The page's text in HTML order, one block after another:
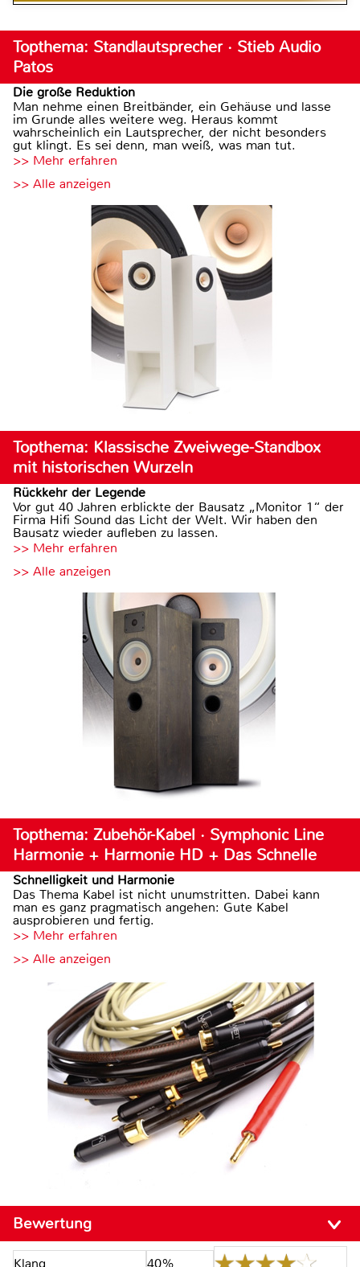
Topthema: Standlautsprecher · Stieb Audio
Patos
Die große Reduktion
Man nehme einen Breitbänder, ein Gehäuse und lasse
im Grunde alles weitere weg. Heraus kommt
wahrscheinlich ein Lautsprecher, der nicht besonders
gut klingt. Es sei denn, man weiß, was man tut.
>> Mehr erfahren
>> Alle anzeigen
Topthema: Klassische Zweiwege-Standbox
mit historischen Wurzeln
Rückkehr der Legende
Vor gut 40 Jahren erblickte der Bausatz „Monitor 1“ der
Firma Hifi Sound das Licht der Welt. Wir haben den
Bausatz wieder aufleben zu lassen.
>> Mehr erfahren
>> Alle anzeigen
Topthema: Zubehör-Kabel · Symphonic Line
Harmonie + Harmonie HD + Das Schnelle
Schnelligkeit und Harmonie
Das Thema Kabel ist nicht unumstritten. Dabei kann
man es ganz pragmatisch angehen: Gute Kabel
ausprobieren und fertig.
>> Mehr erfahren
>> Alle anzeigen
Bewertung
Klang 40%